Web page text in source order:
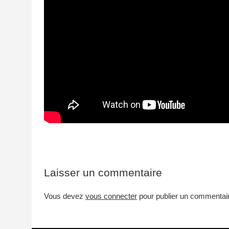
Laisser un commentaire
Vous devez vous connecter pour publier un